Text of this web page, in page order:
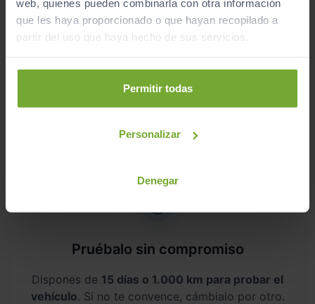
web, quienes pueden combinarla con otra información
que les haya proporcionado o que hayan recopilado a
partir del uso que haya hecho de sus servicios.
Permitir todas
Personalizar
Denegar
Aceptamos tu coche como parte del
pago
del mercado
.
Pruébalo sin compromiso
Dispones de 15 días o 1.000 km para probar el
vehículo. Si no te convence, cámbialo por otro.